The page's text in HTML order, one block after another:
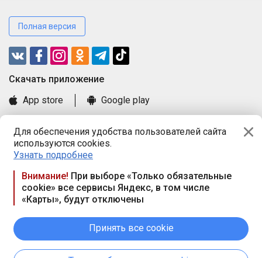
Для обеспечения удобства пользователей сайта
используются cookies.
Узнать подробнее
Внимание! При выборе «Только обязательные
cookie» все сервисы Яндекс, в том числе
«Карты», будут отключены
Принять все cookie
Полная версия
Cкачать приложение
App store
Google play
Книга замечаний и предложений
Правила и документы
Praca.by © 2000—2026, ООО «ПРАЦА БАЙ»
Республика Беларусь, 220114, г. Минск, пр-т Независимости
117а, пом. № 9.
вых. дн. — сб., вс.
Режим работы сайта — круглосуточно. E-mail ООО «ПРАЦА
БАЙ» editor@praca.by